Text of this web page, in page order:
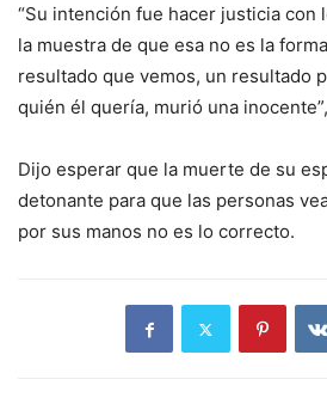
“Su intención fue hacer justicia con
la muestra de que esa no es la
resultado que vemos, un resultado
quién él quería, murió una
Dijo esperar que la muerte de su
detonante para que las personas
por sus manos no es lo correcto.